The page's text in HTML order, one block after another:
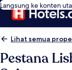
Langsung ke konten
Lihat semua
Pestana